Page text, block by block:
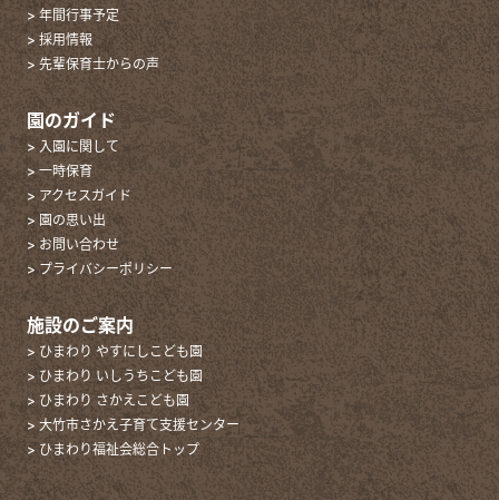
> 年間行事予定
> 採用情報
> 先輩保育士からの声
園のガイド
> 入園に関して
> 一時保育
> アクセスガイド
> 園の思い出
> お問い合わせ
> プライバシーポリシー
施設のご案内
> ひまわり やすにしこども園
> ひまわり いしうちこども園
> ひまわり さかえこども園
> 大竹市さかえ子育て支援センター
> ひまわり福祉会総合トップ